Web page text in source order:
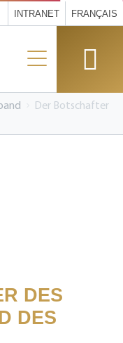
INTRANET FRANÇAIS
Der Botschafter
DES
DES